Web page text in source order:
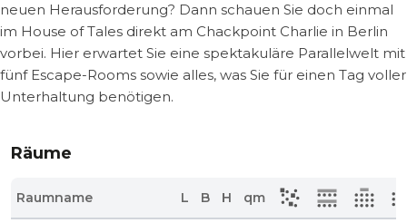
neuen Herausforderung? Dann schauen Sie doch einmal
im House of Tales direkt am Chackpoint Charlie in Berlin
vorbei. Hier erwartet Sie eine spektakuläre Parallelwelt mit
fünf Escape-Rooms sowie alles, was Sie für einen Tag voller
Unterhaltung benötigen.
Räume
Raumname L B H qm